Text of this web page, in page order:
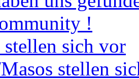
!
stellen sich vor
stellen